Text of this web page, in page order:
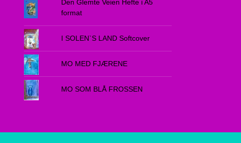
Den Glemte Veien Hefte i A5
format
I SOLEN`S LAND Softcover
MO MED FJÆRENE
MO SOM BLÅ FROSSEN